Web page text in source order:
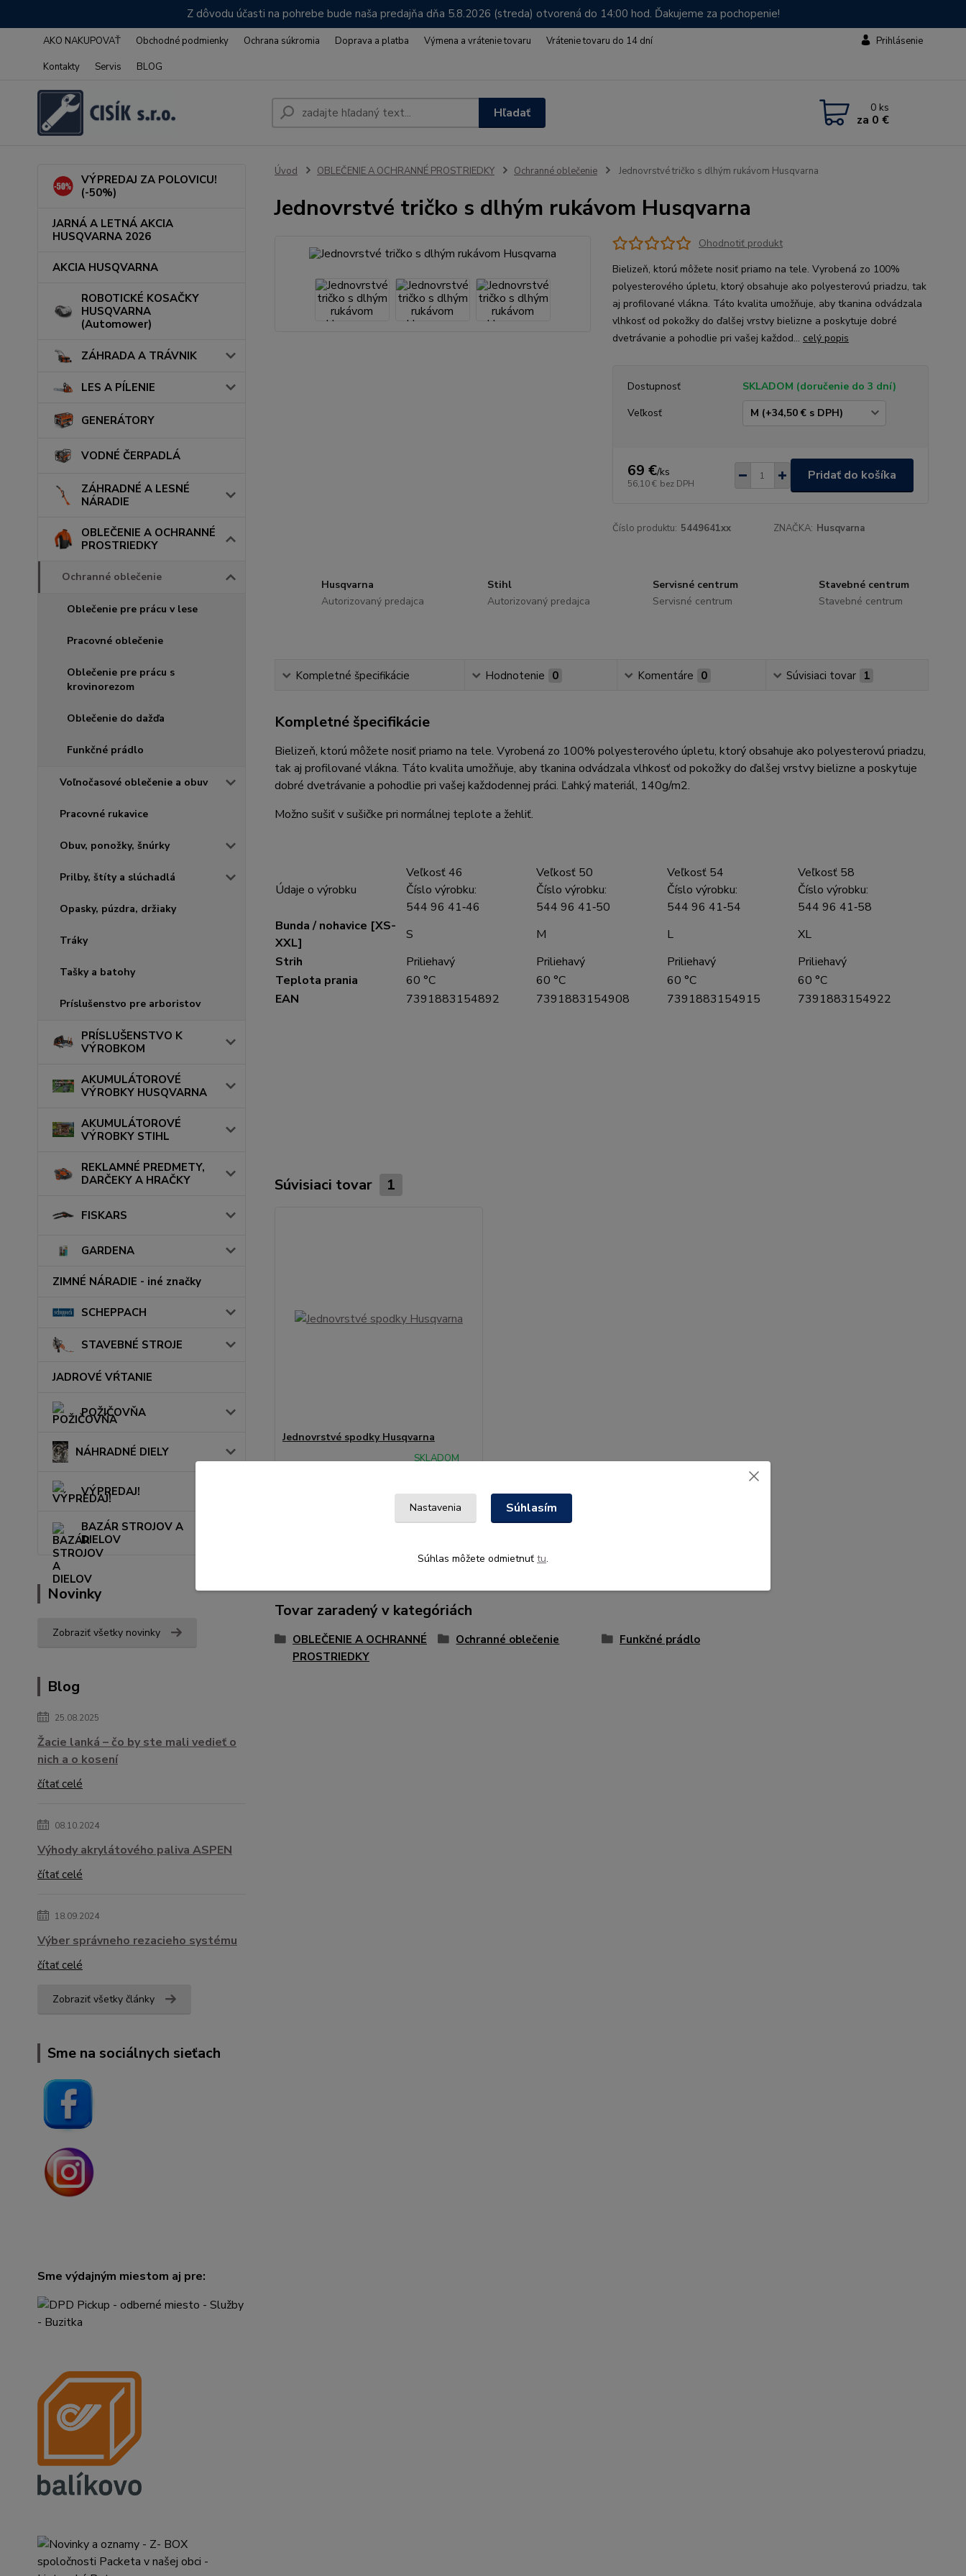
Z dôvodu účasti na pohrebe bude naša predajňa dňa 5.8.2026 (streda) otvorená do 14:00 hod. Ďakujeme za pochopenie!
AKO NAKUPOVAŤ Obchodné podmienky Ochrana súkromia Doprava a platba Výmena a vrátenie tovaru
Vrátenie tovaru do 14 dní
Kontakty
Servis BLOG
Prihlásenie
Hľadať 0 ks
za 0 €
VÝPREDAJ ZA POLOVICU!
(-50%)
JARNÁ A LETNÁ AKCIA
HUSQVARNA 2026
AKCIA HUSQVARNA
ROBOTICKÉ KOSAČKY
HUSQVARNA
(Automower)
ZÁHRADA A TRÁVNIK
LES A PÍLENIE
GENERÁTORY
VODNÉ ČERPADLÁ
ZÁHRADNÉ A LESNÉ
NÁRADIE
OBLEČENIE A OCHRANNÉ
PROSTRIEDKY
Ochranné oblečenie
Oblečenie pre prácu v lese
Pracovné oblečenie
Oblečenie pre prácu s
krovinorezom
Oblečenie do dažďa
Funkčné prádlo
Voľnočasové oblečenie a obuv
Pracovné rukavice
Obuv, ponožky, šnúrky
Prilby, štíty a slúchadlá
Opasky, púzdra, držiaky
Tráky
Tašky a batohy
Príslušenstvo pre arboristov
PRÍSLUŠENSTVO K
VÝROBKOM
AKUMULÁTOROVÉ
VÝROBKY HUSQVARNA
AKUMULÁTOROVÉ
VÝROBKY STIHL
REKLAMNÉ PREDMETY,
DARČEKY A HRAČKY
FISKARS
GARDENA
ZIMNÉ NÁRADIE - iné značky
SCHEPPACH
STAVEBNÉ STROJE
JADROVÉ VŔTANIE
POŽIČOVŇA
NÁHRADNÉ DIELY
VÝPREDAJ!
BAZÁR STROJOV A
DIELOV
Novinky
Zobraziť všetky novinky
Blog
25.08.2025
Žacie lanká – čo by ste mali vedieť o
nich a o kosení
čítať celé
08.10.2024
Výhody akrylátového paliva ASPEN
čítať celé
18.09.2024
Výber správneho rezacieho systému
čítať celé
Zobraziť všetky články
Sme na sociálnych sieťach
Sme výdajným miestom aj pre:
Úvod OBLEČENIE A OCHRANNÉ PROSTRIEDKY Ochranné oblečenie Jednovrstvé tričko s dlhým rukávom Husqvarna
Jednovrstvé tričko s dlhým rukávom Husqvarna
Ohodnotiť produkt
Bielizeň, ktorú môžete nosiť priamo na tele. Vyrobená zo 100%
polyesterového úpletu, ktorý obsahuje ako polyesterovú priadzu, tak
aj profilované vlákna. Táto kvalita umožňuje, aby tkanina odvádzala
vlhkosť od pokožky do ďalšej vrstvy bielizne a poskytuje dobré
dvetrávanie a pohodlie pri vašej každod... celý popis
Dostupnosť
SKLADOM (doručenie do 3 dní)
Veľkosť
69 €/ks
56,10 € bez DPH
Pridať do košíka
Číslo produktu: 5449641xx ZNAČKA: Husqvarna
Husqvarna
Autorizovaný predajca
Stihl
Autorizovaný predajca
Servisné centrum
Servisné centrum
Stavebné centrum
Stavebné centrum
Kompletné špecifikácie Hodnotenie 0 Komentáre 0 Súvisiaci tovar 1
Kompletné špecifikácie
Bielizeň, ktorú môžete nosiť priamo na tele. Vyrobená zo 100% polyesterového úpletu, ktorý obsahuje ako polyesterovú priadzu,
tak aj profilované vlákna. Táto kvalita umožňuje, aby tkanina odvádzala vlhkosť od pokožky do ďalšej vrstvy bielizne a poskytuje
dobré dvetrávanie a pohodlie pri vašej každodennej práci. Ľahký materiál, 140g/m2.
Možno sušiť v sušičke pri normálnej teplote a žehliť.
Údaje o výrobku
Veľkosť 46
Číslo výrobku:
544 96 41‑46
Veľkosť 50
Číslo výrobku:
544 96 41‑50
Veľkosť 54
Číslo výrobku:
544 96 41‑54
Veľkosť 58
Číslo výrobku:
544 96 41‑58
Bunda / nohavice [XS-
XXL]
S M L
XL
Strih
Priliehavý Priliehavý Priliehavý
Priliehavý
Teplota prania
60 °C 60 °C 60 °C
60 °C
EAN
7391883154892 7391883154908 7391883154915 7391883154922
Súvisiaci tovar 1
Jednovrstvé spodky Husqvarna
SKLADOM
Zvoliť variant
Tovar zaradený v kategóriách
OBLEČENIE A OCHRANNÉ
PROSTRIEDKY
Ochranné oblečenie Funkčné prádlo
Nastavenia Súhlasím
Súhlas môžete odmietnuť tu.